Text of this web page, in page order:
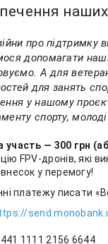
про підтримку
допомагати
А для
для занять
у нашому
спорту,
участь — 300 грн
FPV-дронів, які
у перемогу!
платежу писати
1111 2156 6644